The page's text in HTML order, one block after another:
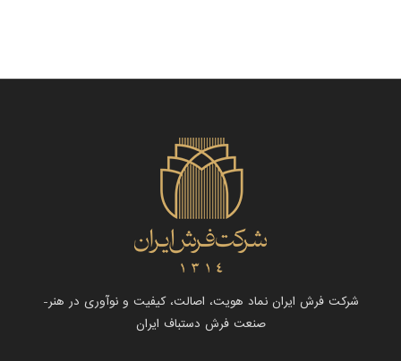
شرکت فرش ایران نماد هویت، اصالت، کیفیت و نوآوری در هنر-
صنعت فرش دستباف ایران